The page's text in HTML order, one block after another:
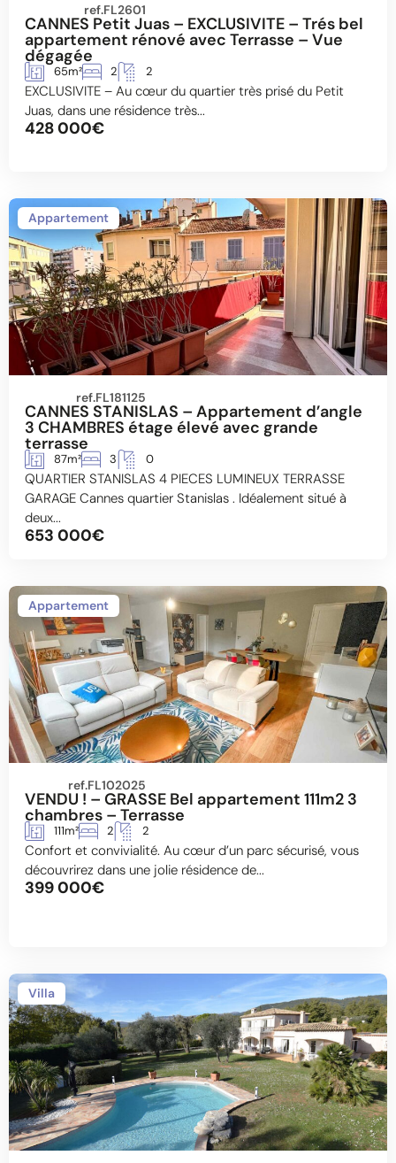
ref.FL2601
CANNES Petit Juas – EXCLUSIVITE – Trés bel
appartement rénové avec Terrasse – Vue
dégagée
65m² 2 2
EXCLUSIVITE – Au cœur du quartier très prisé du Petit
Juas, dans une résidence très...
428 000€
Appartement
ref.FL181125
CANNES STANISLAS – Appartement d’angle
3 CHAMBRES étage élevé avec grande
terrasse
87m² 3 0
QUARTIER STANISLAS 4 PIECES LUMINEUX TERRASSE
GARAGE Cannes quartier Stanislas . Idéalement situé à
deux...
653 000€
Appartement
ref.FL102025
VENDU ! – GRASSE Bel appartement 111m2 3
chambres – Terrasse
111m² 2 2
Confort et convivialité. Au cœur d’un parc sécurisé, vous
découvrirez dans une jolie résidence de...
399 000€
Villa